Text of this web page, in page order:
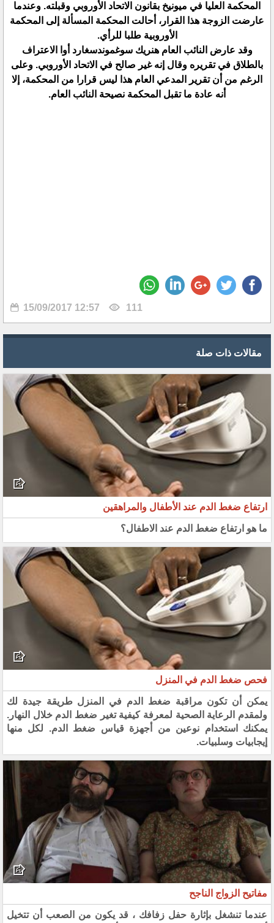
المحكمة العليا في ميونيخ بقانون الاتحاد الأوروبي وقبلته. وعندما
عارضت الزوجة هذا القرار، أحالت المحكمة المسألة إلى المحكمة
الأوروبية طلبا للرأي.
وقد عارض النائب العام هنريك سوغموندسغارد أوا الاعتراف
بالطلاق في تقريره وقال إنه غير صالح في الاتحاد الأوروبي. وعلى
الرغم من أن تقرير المدعي العام هذا ليس قرارا من المحكمة، إلا
أنه عادة ما تقبل المحكمة نصيحة النائب العام.
15/09/2017 12:57 111
مقالات ذات صلة
ارتفاع ضغط الدم عند الأطفال والمراهقين
ما هو ارتفاع ضغط الدم عند الاطفال؟
فحص ضغط الدم في المنزل
يمكن أن تكون مراقبة ضغط الدم في المنزل طريقة جيدة لك
ولمقدم الرعاية الصحية لمعرفة كيفية تغير ضغط الدم خلال النهار.
يمكنك استخدام نوعين من أجهزة قياس ضغط الدم. لكل منها
إيجابيات وسلبيات.
مفاتيح الزواج الناجح
عندما تنشغل بإثارة حفل زفافك ، قد يكون من الصعب أن تتخيل